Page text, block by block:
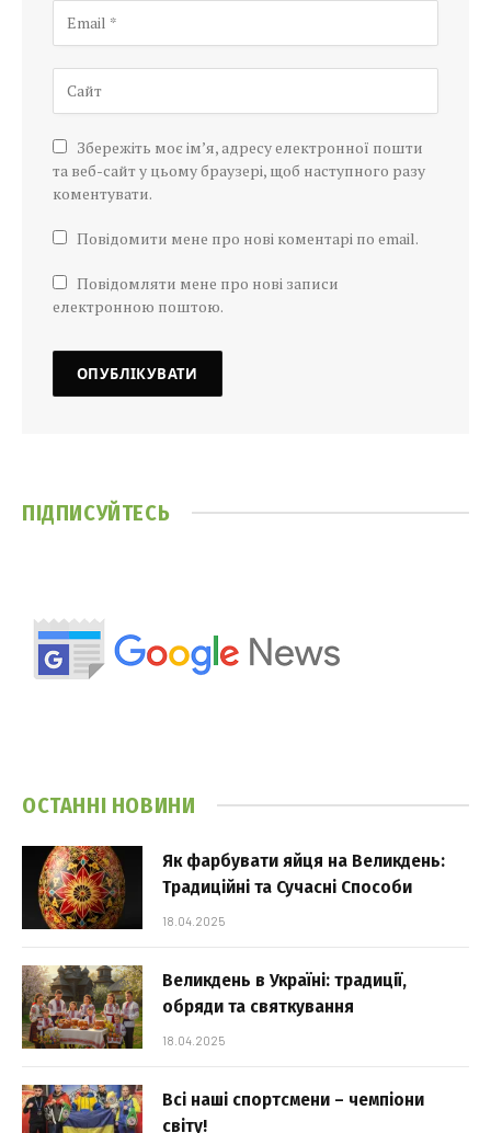
Збережіть моє ім’я, адресу електронної пошти
та веб-сайт у цьому браузері, щоб наступного разу
коментувати.
Повідомити мене про нові коментарі по email.
Повідомляти мене про нові записи
електронною поштою.
ПІДПИСУЙТЕСЬ
ОСТАННІ НОВИНИ
Як фарбувати яйця на Великдень:
Традиційні та Сучасні Способи
18.04.2025
Великдень в Україні: традиції,
обряди та святкування
18.04.2025
Всі наші спортсмени – чемпіони
світу!